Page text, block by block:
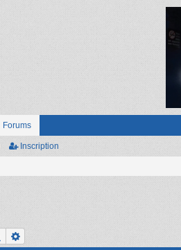
Forums
Inscription